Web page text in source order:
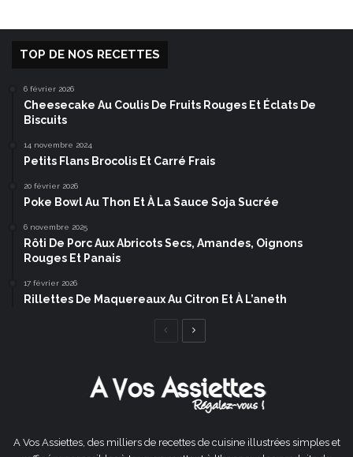
TOP DE NOS RECETTES
6 février 2026
Cheesecake Au Coulis De Fruits Rouges Et Éclats De
Biscuits
14 novembre 2024
Petits Flans Brocolis Et Carré Frais
20 février 2026
Poke Bowl Au Thon Et À La Sauce Soja Sucrée
6 novembre 2025
Rôti De Porc Aux Abricots Secs, Amandes, Oignons
Rouges Et Panais
17 février 2026
Rillettes De Maquereaux Au Citron Et À L’aneth
Page
A Vos Assiettes, des milliers de recettes de cuisine illustrées simples et